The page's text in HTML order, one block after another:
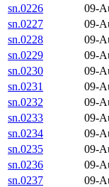
sn.0226
09-
sn.0227
09-
sn.0228
09-
sn.0229
09-
sn.0230
09-
sn.0231
09-
sn.0232
09-
sn.0233
09-
sn.0234
09-
sn.0235
09-
sn.0236
09-
sn.0237
09-